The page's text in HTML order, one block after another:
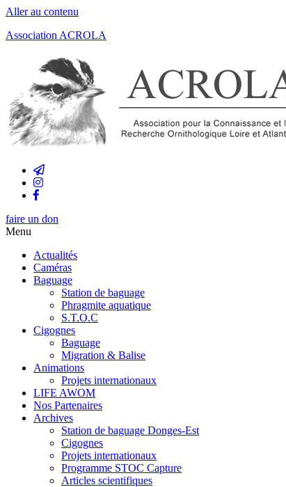
Aller au contenu
Association ACROLA
faire un don
Menu
Actualités
Caméras
Baguage
Station de baguage
Phragmite aquatique
S.T.O.C
Cigognes
Baguage
Migration & Balise
Animations
Projets internationaux
LIFE AWOM
Nos Partenaires
Archives
Station de baguage Donges-Est
Cigognes
Projets internationaux
Programme STOC Capture
Articles scientifiques